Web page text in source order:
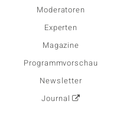
Moderatoren
Experten
Magazine
Programmvorschau
Newsletter
Journal